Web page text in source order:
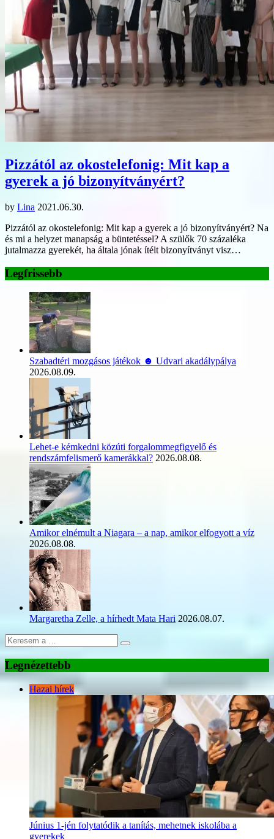
Pizzától az okostelefonig: Mit kap a
gyerek a jó bizonyítványért?
by Lina 2021.06.30.
Pizzától az okostelefonig: Mit kap a gyerek a jó bizonyítványért? Na
és mi a helyzet manapság a büntetéssel? A szülők 70 százaléka
jutalmazza gyerekét, ha általa jónak ítélt bizonyítványt visz…
Legfrissebb
Szabadtéri mozgásos játékok ☻ Udvari akadálypálya
2026.08.09.
Lehet-e kémkedni közúti forgalommegfigyelő és
rendszámfelismerő kamerákkal? 2026.08.08.
Amikor elnémult a Niagara – a nap, amikor elfogyott a víz
2026.08.08.
Margaretha Zelle, a hírhedt Mata Hari 2026.08.07.
Legnézettebb
Hazai hírek
Június 1-jén folytatódik a tanítás, mehetnek iskolába a
gyerekek